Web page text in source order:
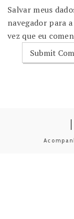
Salvar meus
navegador para
vez que eu